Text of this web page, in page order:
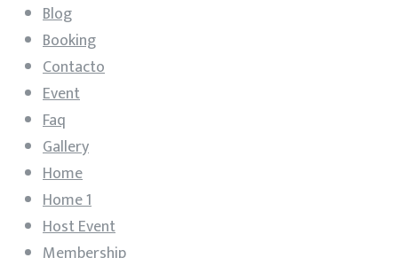
Blog
Booking
Contacto
Event
Faq
Gallery
Home
Home 1
Host Event